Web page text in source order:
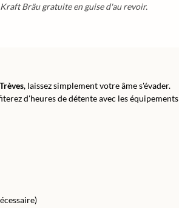
Bräu gratuite en guise d'au revoir.
, laissez simplement votre âme s'évader.
d'heures de détente avec les équipements